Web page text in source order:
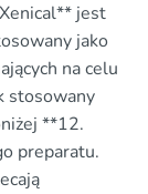
jest
jako
na celu
stosowany
**12.
preparatu.